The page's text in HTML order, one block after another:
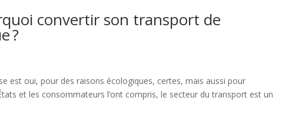
convertir son transport de
?
est oui, pour des raisons écologiques, certes, mais aussi pour
et les consommateurs l’ont compris, le secteur du transport est un